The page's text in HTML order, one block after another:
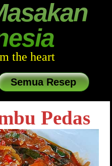
the heart
Semua Resep
Pedas